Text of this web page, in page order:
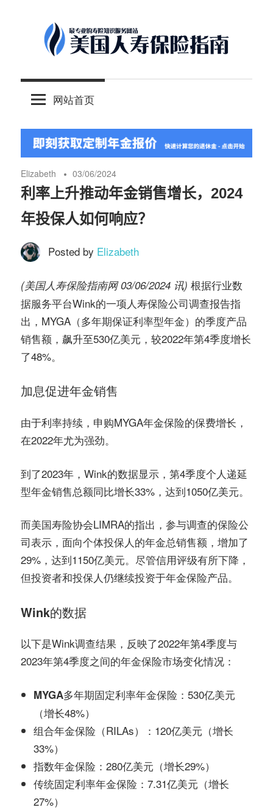
content
美
人
寿
保
险
指
南
©️
最
国
保
险
理
财
服
社
区
网站首页
Elizabeth 03/06/2024
利率上升推动年金销售增长，2024
年投保人如何响应？
Posted by Elizabeth
(美国人寿保险指南网 03/06/2024 讯) 根据行业数
据服务平台Wink的一项人寿保险公司调查报告指
出，MYGA（多年期保证利率型年金）的季度产品
销售额，飙升至530亿美元，较2022年第4季度增长
了48%。
加息促进年金销售
由于利率持续，申购MYGA年金保险的保费增长，
在2022年尤为强劲。
到了2023年，Wink的数据显示，第4季度个人递延
型年金销售总额同比增长33%，达到1050亿美元。
而美国寿险协会LIMRA的指出，参与调查的保险公
司表示，面向个体投保人的年金总销售额，增加了
29%，达到1150亿美元。尽管信用评级有所下降，
但投资者和投保人仍继续投资于年金保险产品。
Wink的数据
以下是Wink调查结果，反映了2022年第4季度与
2023年第4季度之间的年金保险市场变化情况：
MYGA多年期固定利率年金保险：530亿美元
（增长48%）
组合年金保险（RILAs）：120亿美元（增长
33%）
指数年金保险：280亿美元（增长29%）
传统固定利率年金保险：7.31亿美元（增长
27%）